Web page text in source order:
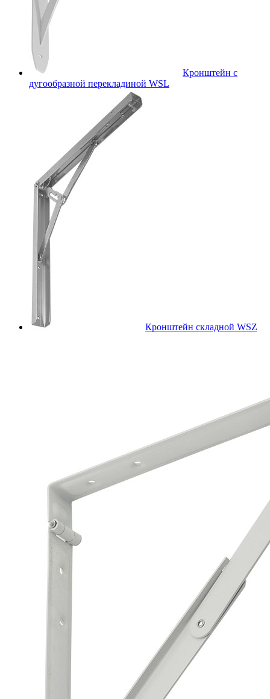
Кронштейн с
дугообразной перекладиной WSL
Кронштейн складной WSZ